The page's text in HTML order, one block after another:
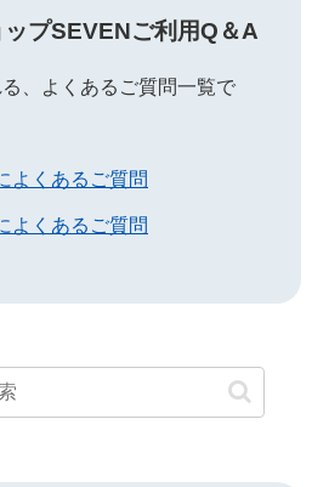
プSEVENご利用Q＆A
、よくあるご質問一覧で
よくあるご質問
よくあるご質問